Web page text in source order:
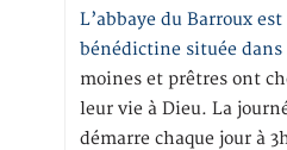
L’abbaye du Barroux
bénédictine située dans
moines et prêtres ont
leur vie à Dieu. La
démarre chaque jour à